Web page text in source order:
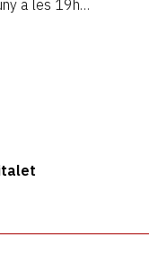
a les 19h…